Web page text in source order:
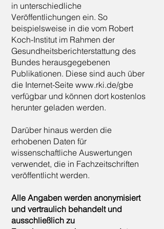
in unterschiedliche
Veröffentlichungen ein. So
beispielsweise in die vom Robert
Koch-Institut im Rahmen der
Gesundheitsberichterstattung des
Bundes herausgegebenen
Publikationen. Diese sind auch über
die Internet-Seite www.rki.de/gbe
verfügbar und können dort kostenlos
herunter geladen werden.
Darüber hinaus werden die
erhobenen Daten für
wissenschaftliche Auswertungen
verwendet, die in Fachzeitschriften
veröffentlicht werden.
Alle Angaben werden anonymisiert
und vertraulich behandelt und
ausschließlich zu